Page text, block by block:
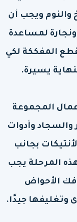
والنوم ويجب أن
لمساعدة
المفككة لكي
يسيرة.
عمال المجموعة
والسجاد وأدوات
بجانب
هذه المرحلة يجب
فك الأحواض
وتغليفها جيدًا.